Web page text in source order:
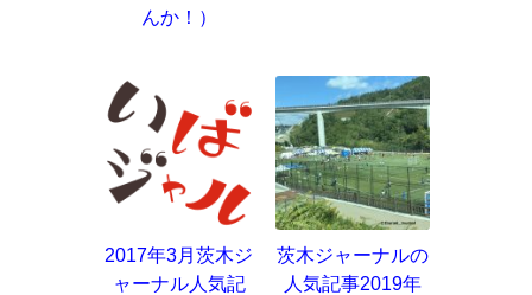
んか！）
2017年3月茨木ジ
ャーナル人気記
茨木ジャーナルの
人気記事2019年